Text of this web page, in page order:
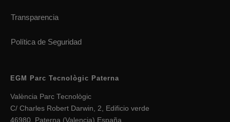
Transparencia
Política de Seguridad
EGM Parc Tecnològic Paterna
València Parc Tecnològic
C/ Charles Robert Darwin, 2, Edificio verde
46980, Paterna (Valencia) España